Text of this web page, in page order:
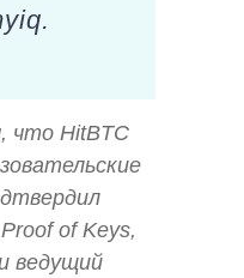
что HitBTC
of Keys,
ведущий